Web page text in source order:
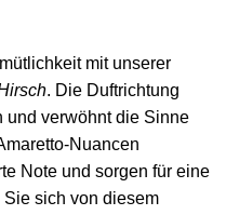
mit unserer
. Die Duftrichtung
und verwöhnt die Sinne
Nuancen
Note und sorgen für eine
sich von diesem